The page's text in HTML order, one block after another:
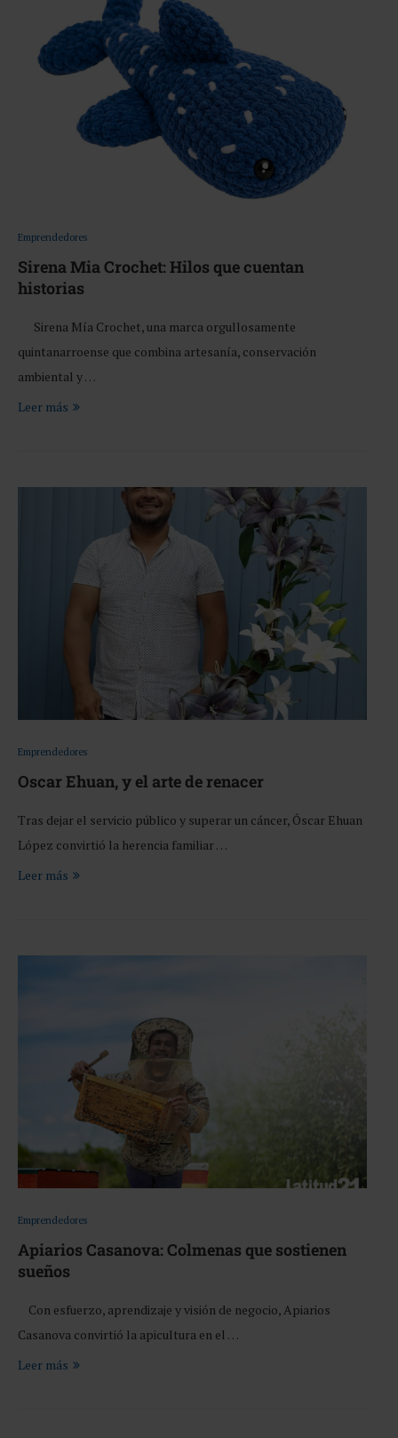
Emprendedores
Sirena Mia Crochet: Hilos que cuentan
historias
Sirena Mía Crochet, una marca orgullosamente
quintanarroense que combina artesanía, conservación
ambiental y …
Leer más
Emprendedores
Oscar Ehuan, y el arte de renacer
Tras dejar el servicio público y superar un cáncer, Óscar Ehuan
López convirtió la herencia familiar …
Leer más
Emprendedores
Apiarios Casanova: Colmenas que sostienen
sueños
Con esfuerzo, aprendizaje y visión de negocio, Apiarios
Casanova convirtió la apicultura en el …
Leer más